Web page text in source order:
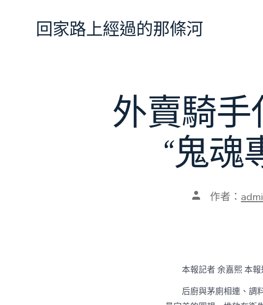
回家路上經過的那條河
外賣騎手
“鬼魂
文 作者：
本報記者 余嘉熙 本
后廚與茅廁相連、調